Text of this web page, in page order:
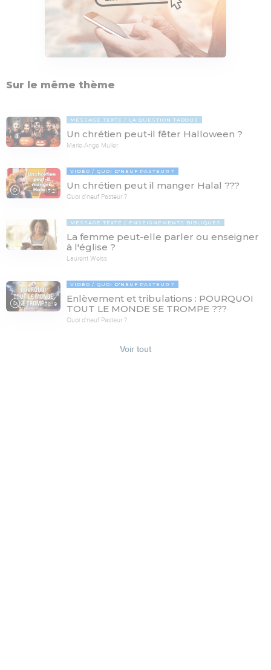
Sur le même thème
MESSAGE TEXTE LA QUESTION TABOUE
Un chrétien peut-il fêter Halloween ?
Marie-Ange Muller
17:21
VIDÉO QUOI D'NEUF PASTEUR ?
Un chrétien peut il manger Halal ???
Quoi d'neuf Pasteur ?
MESSAGE TEXTE ENSEIGNEMENTS BIBLIQUES
La femme peut-elle parler ou enseigner
à l'église ?
Laurent Weiss
78:19
VIDÉO QUOI D'NEUF PASTEUR ?
Enlèvement et tribulations : POURQUOI
TOUT LE MONDE SE TROMPE ???
Quoi d'neuf Pasteur ?
Voir tout